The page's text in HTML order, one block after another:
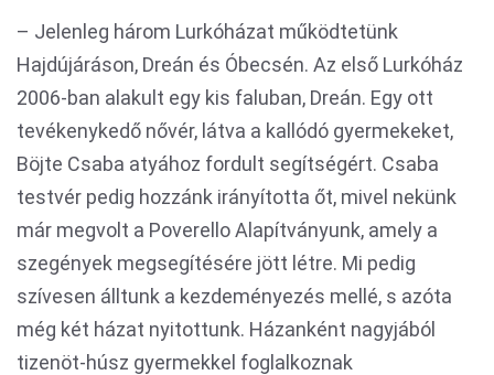
– Jelenleg három Lurkóházat működtetünk
Hajdújáráson, Dreán és Óbecsén. Az első Lurkóház
2006-ban alakult egy kis faluban, Dreán. Egy ott
tevékenykedő nővér, látva a kallódó gyermekeket,
Böjte Csaba atyához fordult segítségért. Csaba
testvér pedig hozzánk irányította őt, mivel nekünk
már megvolt a Poverello Alapítványunk, amely a
szegények megsegítésére jött létre. Mi pedig
szívesen álltunk a kezdeményezés mellé, s azóta
még két házat nyitottunk. Házanként nagyjából
tizenöt-húsz gyermekkel foglalkoznak